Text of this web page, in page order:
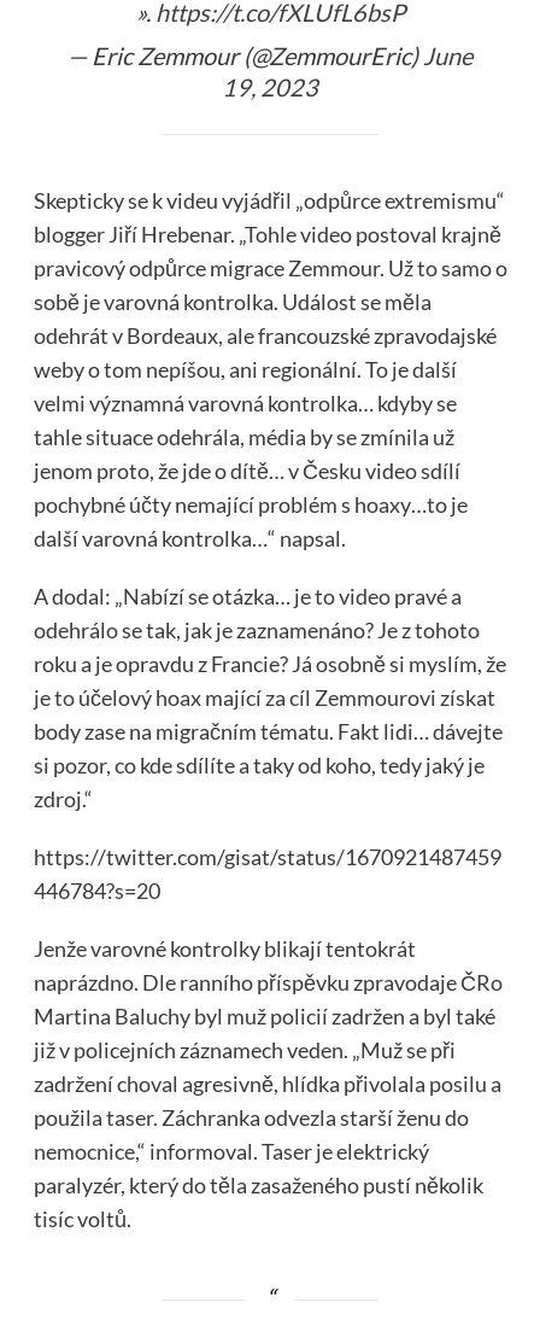
». https://t.co/fXLUfL6bsP
— Eric Zemmour (@ZemmourEric)June
19, 2023
Skepticky se k videu vyjádřil „odpůrce extremismu“
blogger Jiří Hrebenar. „Tohle video postoval krajně
pravicový odpůrce migrace Zemmour. Už to samo o
sobě je varovná kontrolka. Událost se měla
odehrát v Bordeaux, ale francouzské zpravodajské
weby o tom nepíšou, ani regionální. To je další
velmi významná varovná kontrolka… kdyby se
tahle situace odehrála, média by se zmínila už
jenom proto, že jde o dítě… v Česku video sdílí
pochybné účty nemající problém s hoaxy…to je
další varovná kontrolka…“ napsal.
A dodal: „Nabízí se otázka… je to video pravé a
odehrálo se tak, jak je zaznamenáno? Je z tohoto
roku a je opravdu z Francie? Já osobně si myslím, že
je to účelový hoax mající za cíl Zemmourovi získat
body zase na migračním tématu. Fakt lidi… dávejte
si pozor, co kde sdílíte a taky od koho, tedy jaký je
zdroj.“
https://twitter.com/gisat/status/1670921487459
446784?s=20
Jenže varovné kontrolky blikají tentokrát
naprázdno. Dle ranního příspěvku zpravodaje ČRo
Martina Baluchy byl muž policií zadržen a byl také
již v policejních záznamech veden. „Muž se při
zadržení choval agresivně, hlídka přivolala posilu a
použila taser. Záchranka odvezla starší ženu do
nemocnice,“ informoval. Taser je elektrický
paralyzér, který do těla zasaženého pustí několik
tisíc voltů.